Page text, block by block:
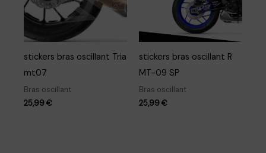
stickers bras oscillant Tria
mt07
Bras oscillant
25,99€
stickers bras oscillant R
MT-09 SP
Bras oscillant
25,99€